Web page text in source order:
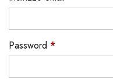
Password *